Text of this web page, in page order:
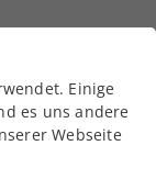
Einige
es uns andere
Webseite